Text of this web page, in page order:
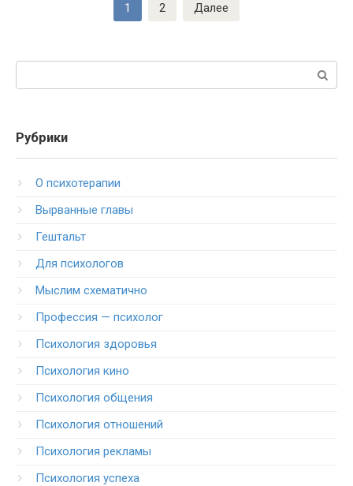
1 2 Далее
Рубрики
O психотерапии
Вырванные главы
Гештальт
Для психологов
Мыслим схематично
Профессия — психолог
Психология здоровья
Психология кино
Психология общения
Психология отношений
Психология рекламы
Психология успеха